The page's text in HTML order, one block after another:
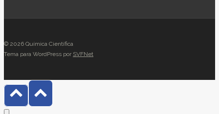
© 2026 Química Científica
Tema para WordPress por SVFNet